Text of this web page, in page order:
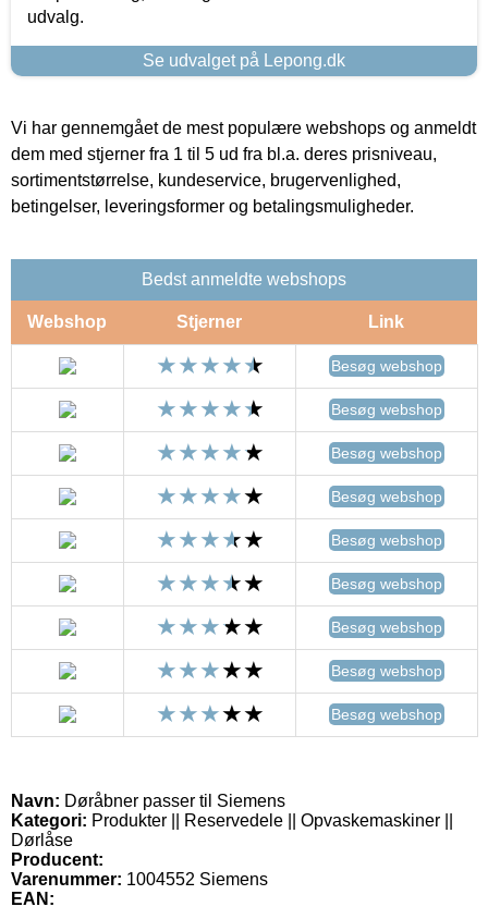
udvalg.
Se udvalget på Lepong.dk
Vi har gennemgået de mest populære webshops og anmeldt
dem med stjerner fra 1 til 5 ud fra bl.a. deres prisniveau,
sortimentstørrelse, kundeservice, brugervenlighed,
betingelser, leveringsformer og betalingsmuligheder.
Bedst anmeldte webshops
Webshop Stjerner Link
Besøg webshop
Besøg webshop
Besøg webshop
Besøg webshop
Besøg webshop
Besøg webshop
Besøg webshop
Besøg webshop
Besøg webshop
Navn: Døråbner passer til Siemens
Kategori: Produkter || Reservedele || Opvaskemaskiner ||
Dørlåse
Producent:
Varenummer: 1004552 Siemens
EAN: